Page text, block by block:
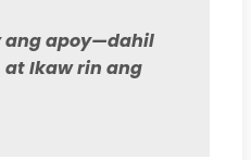
apoy—dahil
Ikaw rin ang